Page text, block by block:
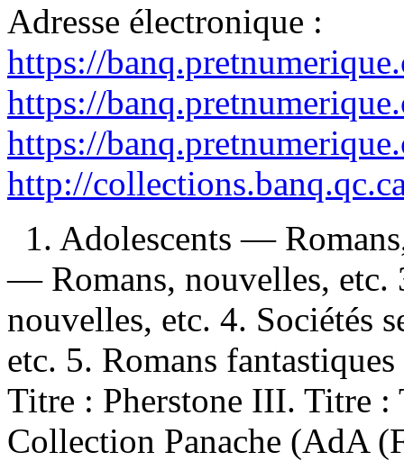
Adresse électronique :
https://
https://
https://
http://
1. Adolescents —
— Romans, nouvelles,
nouvelles, etc. 4. Sociétés
etc. 5. Romans
Titre : Pherstone III. Titre
Collection Panache (AdA